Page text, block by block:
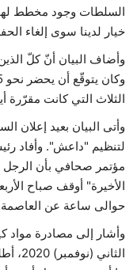
السلطات وجود مخطط
خيار لدينا سوى إلغاء
وأضاف البيان أنّ كلّ
الثلاث التي كانت مقرّرة
وأتى البيان بعيد إعلان
لتنظيم "داعش". وأفاد
مؤتمر صحافي بأن الرجل
الأخيرة" أوقف صباح
حوالى ساعة عن
وأشار إلى مصادرة مواد